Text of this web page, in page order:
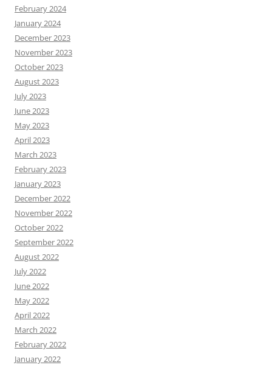
February 2024
January 2024
December 2023
November 2023
October 2023
August 2023
July 2023
June 2023
May 2023
April 2023
March 2023
February 2023
January 2023
December 2022
November 2022
October 2022
September 2022
August 2022
July 2022
June 2022
May 2022
April 2022
March 2022
February 2022
January 2022